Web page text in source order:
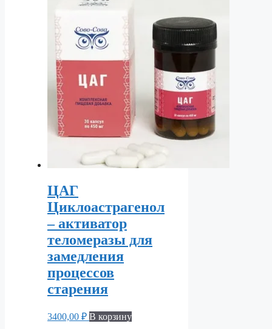
ЦАГ
Циклоастрагенол
– активатор
теломеразы для
замедления
процессов
старения
3400,00 ₽ В корзину